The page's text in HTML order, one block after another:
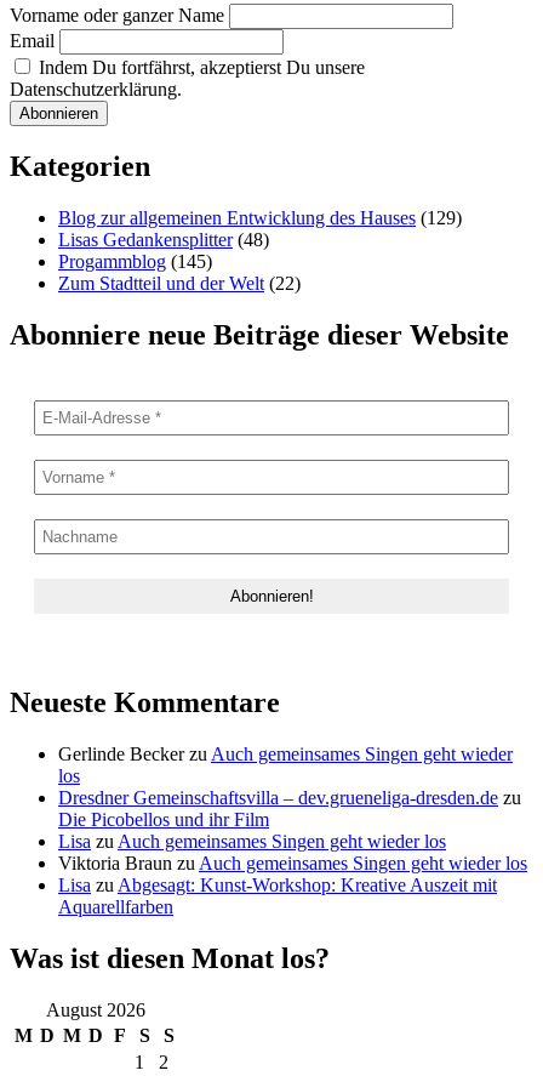
Vorname oder ganzer Name
Email
Indem Du fortfährst, akzeptierst Du unsere
Datenschutzerklärung.
Kategorien
Blog zur allgemeinen Entwicklung des Hauses (129)
Lisas Gedankensplitter(48)
Progammblog (145)
Zum Stadtteil und der Welt (22)
Abonniere neue Beiträge dieser Website
Neueste Kommentare
Gerlinde Beckerzu Auch gemeinsames Singen geht wieder
los
Dresdner Gemeinschaftsvilla – dev.grueneliga-dresden.de zu
Die Picobellos und ihr Film
Lisa zu Auch gemeinsames Singen geht wieder los
Viktoria Braun zu Auch gemeinsames Singen geht wieder los
Lisa zu Abgesagt: Kunst-Workshop: Kreative Auszeit mit
Aquarellfarben
Was ist diesen Monat los?
August 2026
M D M D F S
S
1
2